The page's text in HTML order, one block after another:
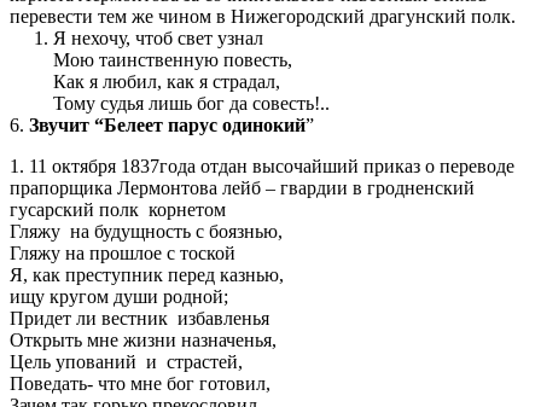
перевести тем же чином в Нижегородский драгунский полк.
1. Я нехочу, чтоб свет узнал
Мою таинственную повесть,
Как я любил, как я страдал,
Тому судья лишь бог да совесть!..
6. Звучит “Белеет парус одинокий”
1. 11 октября 1837года отдан высочайший приказ о переводе
прапорщика Лермонтова лейб – гвардии в гродненский
гусарский полк корнетом
Гляжу на будущность с боязнью,
Гляжу на прошлое с тоской
Я, как преступник перед казнью,
ищу кругом души родной;
Придет ли вестник избавленья
Открыть мне жизни назначенья,
Цель упований и страстей,
Поведать- что мне бог готовил,